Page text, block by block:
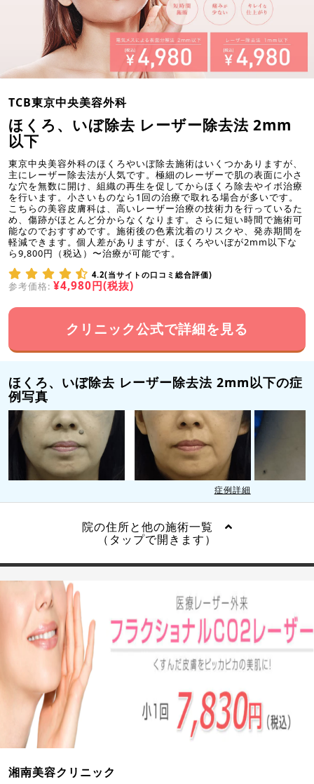
TCB東京中央美容外科
ほくろ、いぼ除去 レーザー除去法 2mm
以下
東京中央美容外科のほくろやいぼ除去施術はいくつかありますが、
主にレーザー除去法が人気です。極細のレーザーで肌の表面に小さ
な穴を無数に開け、組織の再生を促してからほくろ除去やイボ治療
を行います。小さいものなら1回の治療で取れる場合が多いです。
こちらの美容皮膚科は、高いレーザー治療の技術力を行っているた
め、傷跡がほとんど分からなくなります。さらに短い時間で施術可
能なのでおすすめです。施術後の色素沈着のリスクや、発赤期間を
軽減できます。個人差がありますが、ほくろやいぼが2mm以下な
ら9,800円（税込）〜治療が可能です。
4.2(当サイトの口コミ総合評価)
参考価格: ¥4,980円(税抜)
クリニック公式で詳細を見る
ほくろ、いぼ除去 レーザー除去法 2mm以下の症
例写真
症例詳細
院の住所と他の施術一覧
（タップで開きます）
湘南美容クリニック